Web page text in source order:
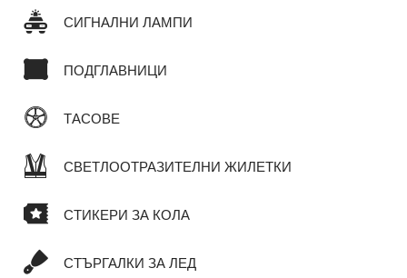
СИГНАЛНИ ЛАМПИ
ПОДГЛАВНИЦИ
ТАСОВЕ
СВЕТЛООТРАЗИТЕЛНИ ЖИЛЕТКИ
СТИКЕРИ ЗА КОЛА
СТЪРГАЛКИ ЗА ЛЕД